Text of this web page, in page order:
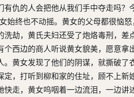
仇的人会把他从我们手中夺走吗
始终也不动摇。黄女的父母都很恼
劫，黄氏夫妇还受了炮烙毒刑，
西边的商人听说黄女貌美，愿意
黄女发现了他们的阴谋，就撕破了
，打听到柳和家的住址，顾不上
走，黄女呜咽着一边流泪，一边